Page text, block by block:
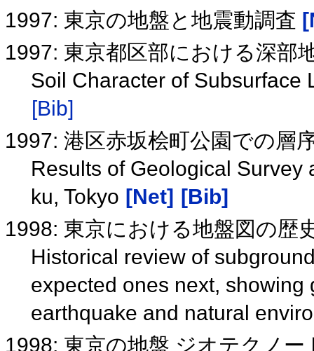
1997: 東京の地盤と地震動調査
1997: 東京都区部における深部
Soil Character of Subsurface
[Bib]
1997: 港区赤坂桧町公園での層
Results of Geological Survey
ku, Tokyo [Net] [Bib]
1998: 東京における地盤図の
Historical review of
expected ones next,
earthquake and natural
1998: 東京の地盤 ジオテクノ